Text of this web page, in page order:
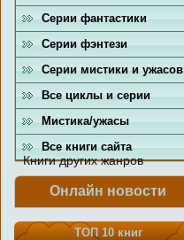
Серии фантастики
Серии фэнтези
Серии мистики и ужасов
Все циклы и серии
Мистика/ужасы
Все книги сайта
Книги других жанров
Онлайн новости
ТОП 10 книг